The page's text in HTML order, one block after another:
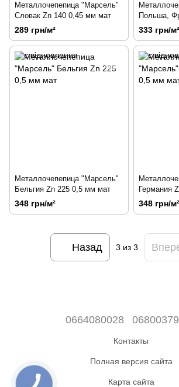
Металлочепепица "Марсель"
Словак Zn 140 0,45 мм мат
289 грн/м²
Польша,
мм мат
333 грн/м²
Металлочепепица "Марсель"
Бельгия Zn 225 0,5 мм мат
348 грн/м²
Германия
348 грн/м²
Назад 3 из 3
0664080028
Контакты
Полная версия сайта
Карта сайта